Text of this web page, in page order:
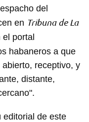
del
en Tribuna de La
portal
habaneros a que
receptivo, y
distante,
editorial de este